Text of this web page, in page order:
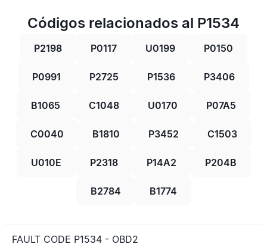
Códigos relacionados al P1534
P2198 P0117 U0199 P0150
P0991 P2725 P1536 P3406
B1065 C1048 U0170 P07A5
C0040 B1810 P3452 C1503
U010E P2318 P14A2 P204B
B2784 B1774
FAULT CODE P1534 - OBD2